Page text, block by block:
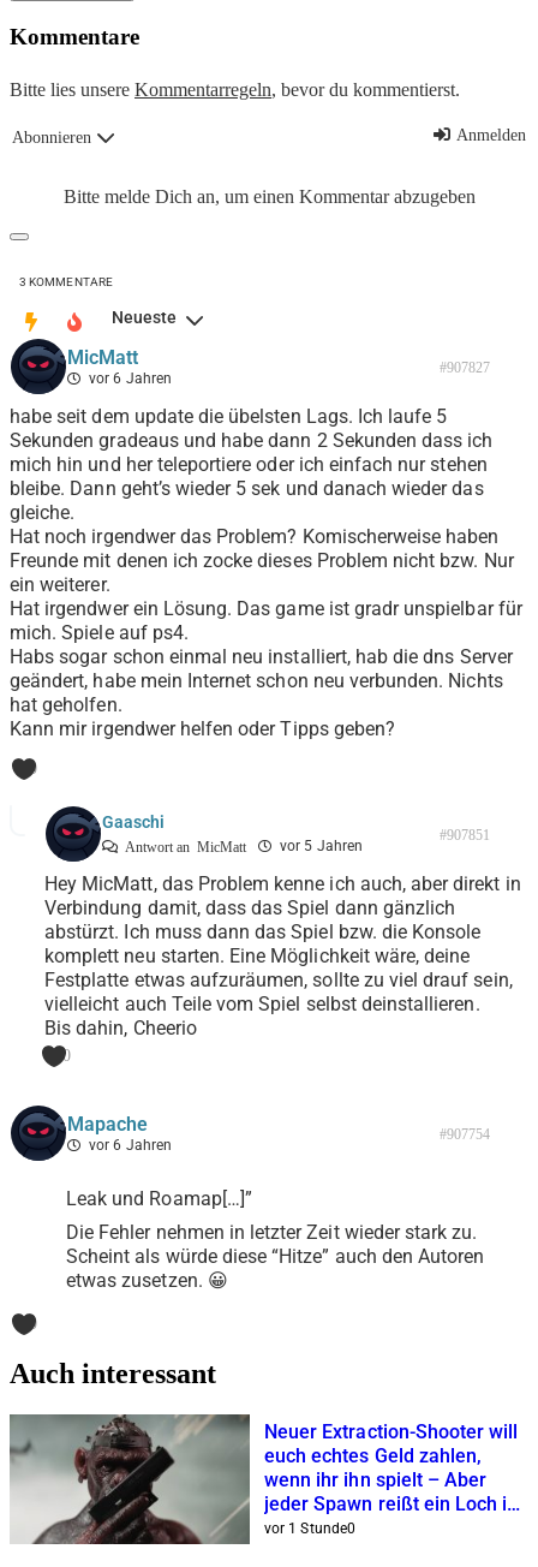
Kommentare
Bitte lies unsere Kommentarregeln, bevor du kommentierst.
Abonnieren Anmelden
Bitte melde Dich an, um einen Kommentar abzugeben
3 KOMMENTARE
Neueste
MicMatt
vor 6 Jahren
#907827
habe seit dem update die übelsten Lags. Ich laufe 5
Sekunden gradeaus und habe dann 2 Sekunden dass ich
mich hin und her teleportiere oder ich einfach nur stehen
bleibe. Dann geht’s wieder 5 sek und danach wieder das
gleiche.
Hat noch irgendwer das Problem? Komischerweise haben
Freunde mit denen ich zocke dieses Problem nicht bzw. Nur
ein weiterer.
Hat irgendwer ein Lösung. Das game ist gradr unspielbar für
mich. Spiele auf ps4.
Habs sogar schon einmal neu installiert, hab die dns Server
geändert, habe mein Internet schon neu verbunden. Nichts
hat geholfen.
Kann mir irgendwer helfen oder Tipps geben?
0
Gaaschi
Antwort an MicMatt vor 5 Jahren
#907851
Hey MicMatt, das Problem kenne ich auch, aber direkt in
Verbindung damit, dass das Spiel dann gänzlich
abstürzt. Ich muss dann das Spiel bzw. die Konsole
komplett neu starten. Eine Möglichkeit wäre, deine
Festplatte etwas aufzuräumen, sollte zu viel drauf sein,
vielleicht auch Teile vom Spiel selbst deinstallieren.
Bis dahin, Cheerio
0
Mapache
vor 6 Jahren
#907754
Leak und Roamap[…]”
Die Fehler nehmen in letzter Zeit wieder stark zu.
Scheint als würde diese “Hitze” auch den Autoren
etwas zusetzen. 😀
0
Auch interessant
Neuer Extraction-Shooter will
euch echtes Geld zahlen,
wenn ihr ihn spielt – Aber
jeder Spawn reißt ein Loch in
eure Geldbörse
vor 1 Stunde0